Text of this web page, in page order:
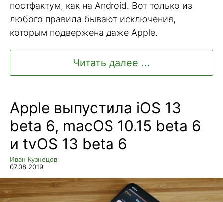
постфактум, как на Android. Вот только из
любого правила бывают исключения,
которым подвержена даже Apple.
Читать далее ...
Apple выпустила iOS 13
beta 6, macOS 10.15 beta 6
и tvOS 13 beta 6
Иван Кузнецов
07.08.2019